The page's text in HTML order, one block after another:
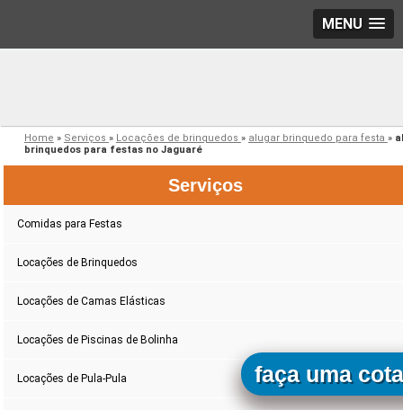
MENU
Home » Serviços » Locações de brinquedos » alugar brinquedo para festa »
brinquedos para festas no Jaguaré
Serviços
Comidas para Festas
Locações de Brinquedos
Locações de Camas Elásticas
Locações de Piscinas de Bolinha
Locações de Pula-Pula faça uma